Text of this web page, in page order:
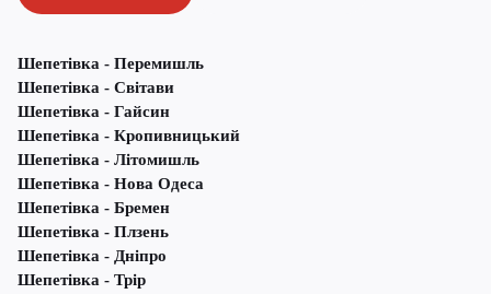
Шепетівка - Перемишль
Шепетівка - Світави
Шепетівка - Гайсин
Шепетівка - Кропивницький
Шепетівка - Літомишль
Шепетівка - Нова Одеса
Шепетівка - Бремен
Шепетівка - Плзень
Шепетівка - Дніпро
Шепетівка - Трір